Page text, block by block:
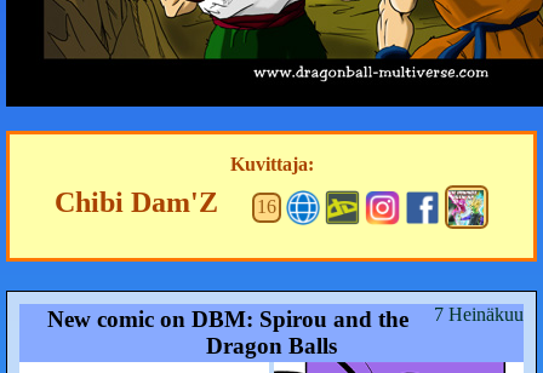
Kuvittaja:
Chibi Dam'Z 16
7 Heinäkuu
New comic on DBM: Spirou and the
Dragon Balls